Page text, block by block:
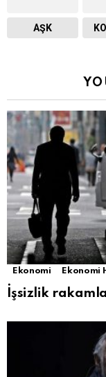
AŞK
Ekonomi Ekonomi
İşsizlik